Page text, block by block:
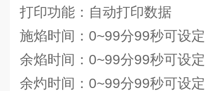
打印功能：自动打印数据
施焰时间：0~99分99秒可设定
余焰时间：0~99分99秒可设定
余灼时间：0~99分99秒可设定